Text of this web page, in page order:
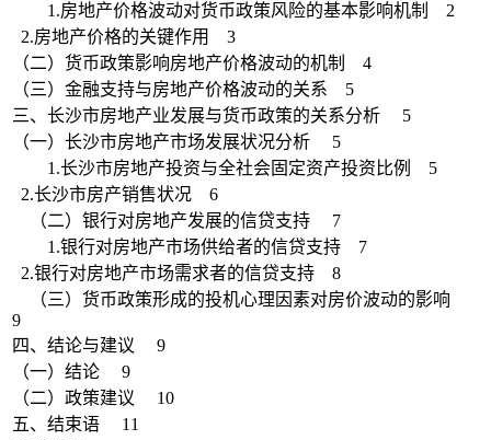
1.房地产价格波动对货币政策风险的基本影响机制 2
2.房地产价格的关键作用 3
（二）货币政策影响房地产价格波动的机制 4
（三）金融支持与房地产价格波动的关系 5
三、长沙市房地产业发展与货币政策的关系分析 5
（一）长沙市房地产市场发展状况分析 5
1.长沙市房地产投资与全社会固定资产投资比例 5
2.长沙市房产销售状况 6
（二）银行对房地产发展的信贷支持 7
1.银行对房地产市场供给者的信贷支持 7
2.银行对房地产市场需求者的信贷支持 8
（三）货币政策形成的投机心理因素对房价波动的影响
9
四、结论与建议 9
（一）结论 9
（二）政策建议 10
五、结束语 11